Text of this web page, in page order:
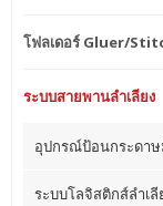
โฟลเดอร์ Gluer/
ระบบสายพานลำเลียง
อุปกรณ์ป้อนกระดา
ระบบโลจิสติกส์ลำเ